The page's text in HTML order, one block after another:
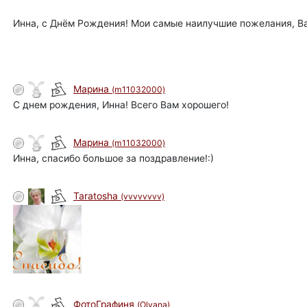
Инна, с Днём Рождения! Мои самые наилучшие пожелания,
Марина (m11032000)
С днем рождения, Инна! Всего Вам хорошего!
Марина (m11032000)
Инна, спасибо большое за поздравление!:)
Taratosha (vvvvvvvv)
ФотоГрафиня (Olyana)